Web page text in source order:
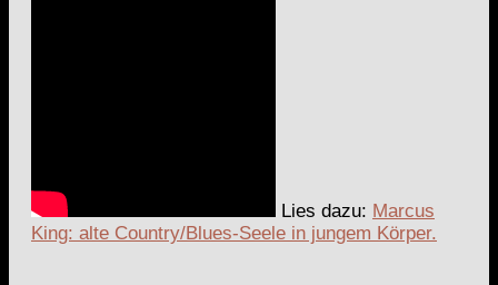
Lies dazu: Marcus
King: alte Country/Blues-Seele in jungem Körper.